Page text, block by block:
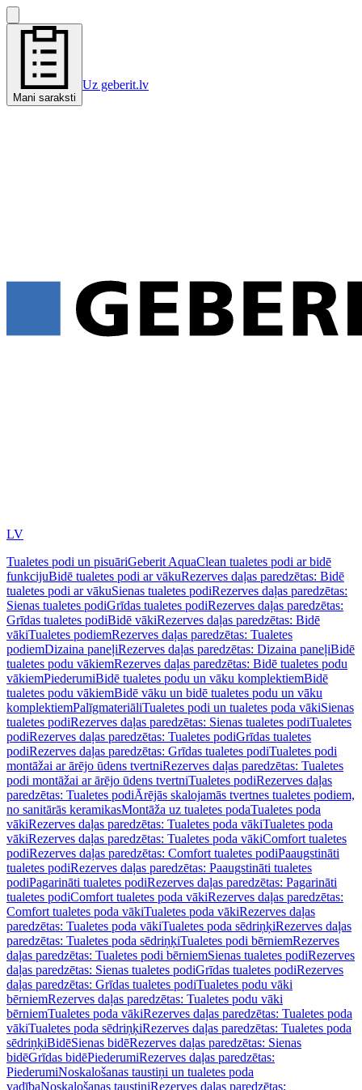
Mani saraksti
Uz geberit.lv
LV
Tualetes podi un pisuāriGeberit AquaClean tualetes podi ar bidē
funkcijuBidē tualetes podi ar vākuRezerves daļas paredzētas: Bidē
tualetes podi ar vākuSienas tualetes podiRezerves daļas paredzētas:
Sienas tualetes podiGrīdas tualetes podiRezerves daļas paredzētas:
Grīdas tualetes podiBidē vākiRezerves daļas paredzētas: Bidē
vākiTualetes podiemRezerves daļas paredzētas: Tualetes
podiemDizaina paneļiRezerves daļas paredzētas: Dizaina paneļiBidē
tualetes podu vākiemRezerves daļas paredzētas: Bidē tualetes podu
vākiemPiederumiBidē tualetes podu un vāku komplektiemBidē
tualetes podu vākiemBidē vāku un bidē tualetes podu un vāku
komplektiemPalīgmateriāliTualetes podi un tualetes poda vākiSienas
tualetes podiRezerves daļas paredzētas: Sienas tualetes podiTualetes
podiRezerves daļas paredzētas: Tualetes podiGrīdas tualetes
podiRezerves daļas paredzētas: Grīdas tualetes podiTualetes podi
montāžai ar ārējo ūdens tvertniRezerves daļas paredzētas: Tualetes
podi montāžai ar ārējo ūdens tvertniTualetes podiRezerves daļas
paredzētas: Tualetes podiĀrējās skalojamās tvertnes tualetes podiem,
no sanitārās keramikasMontāža uz tualetes podaTualetes poda
vākiRezerves daļas paredzētas: Tualetes poda vākiTualetes poda
vākiRezerves daļas paredzētas: Tualetes poda vākiComfort tualetes
podiRezerves daļas paredzētas: Comfort tualetes podiPaaugstināti
tualetes podiRezerves daļas paredzētas: Paaugstināti tualetes
podiPagarināti tualetes podiRezerves daļas paredzētas: Pagarināti
tualetes podiComfort tualetes poda vākiRezerves daļas paredzētas:
Comfort tualetes poda vākiTualetes poda vākiRezerves daļas
paredzētas: Tualetes poda vākiTualetes poda sēdriņķiRezerves daļas
paredzētas: Tualetes poda sēdriņķiTualetes podi bērniemRezerves
daļas paredzētas: Tualetes podi bērniemSienas tualetes podiRezerves
daļas paredzētas: Sienas tualetes podiGrīdas tualetes podiRezerves
daļas paredzētas: Grīdas tualetes podiTualetes podu vāki
bērniemRezerves daļas paredzētas: Tualetes podu vāki
bērniemTualetes poda vākiRezerves daļas paredzētas: Tualetes poda
vākiTualetes poda sēdriņķiRezerves daļas paredzētas: Tualetes poda
sēdriņķiBidēSienas bidēRezerves daļas paredzētas: Sienas
bidēGrīdas bidēPiederumiRezerves daļas paredzētas:
PiederumiNoskalošanas taustiņi un tualetes poda
vadībaNoskalošanas taustiņiRezerves daļas paredzētas: